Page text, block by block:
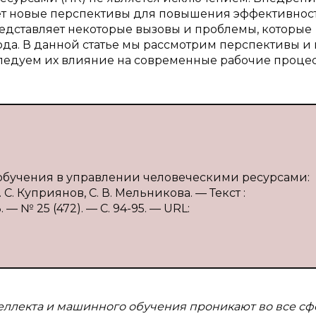
новые перспективы для повышения
некоторые вызовы и проблемы, которые
В данной статье мы рассмотрим перспективы и
их влияние на современные рабочие
в управлении человеческими ресурсами:
Куприянов, С. В. Мельникова. — Текст :
№ 25 (472). — С. 94-95. — URL:
и машинного обучения проникают во все